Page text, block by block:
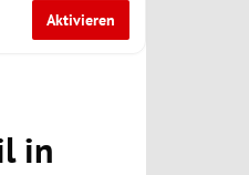
Aktivieren
in